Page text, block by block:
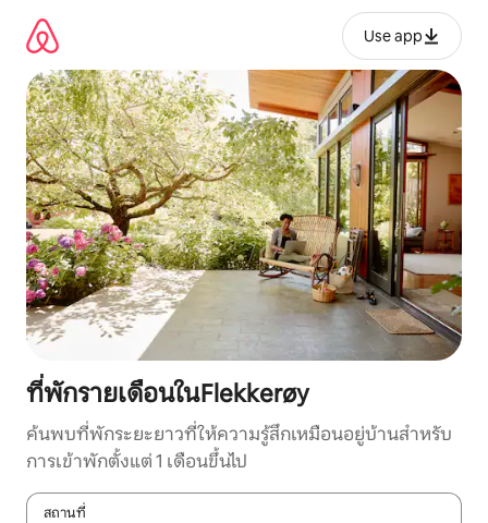
เนื้อหา
Use app
ที่พักรายเดือนในFlekkerøy
ค้นพบที่พักระยะยาวที่ให้ความรู้สึกเหมือนอยู่บ้านสำหรับ
การเข้าพักตั้งแต่ 1 เดือนขึ้นไป
สถานที่